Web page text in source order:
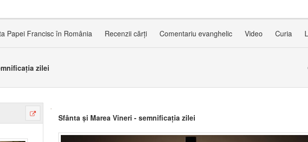
Papei Francisc în România Recenzii cărți Comentariu evanghelic Video Curia
zilei
Sfânta și Marea Vineri - semnificația zilei